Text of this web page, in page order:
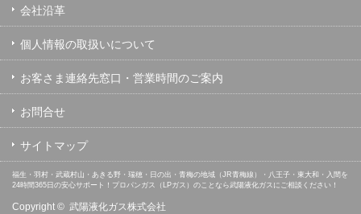
会社沿革
個人情報の取扱いについて
お客さま連絡先窓口・営業時間のご案内
お問合せ
サイトマップ
福生・羽村・武蔵村山・あきる野・瑞穂・日の出・青梅の地域（JR青梅線）・八王子・東大和・入間を
24時間365日の安心サポート！プロパンガス（LPガス）のことなら武陽液化ガスにご相談ください！
Copyright © 武陽液化ガス株式会社